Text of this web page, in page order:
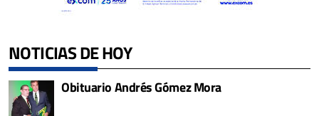
NOTICIAS DE HOY
Obituario Andrés Gómez Mora